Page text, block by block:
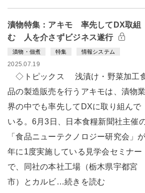
漬物特集：アキモ 率先してDX取組
む 人を介さずビジネス遂行
漬物・佃煮 特集 情報システム
2025.07.19
◇トピックス 浅漬け・野菜加工
品の製造販売を行うアキモは、漬物業
界の中でも率先してDXに取り組んで
いる。6月3日、日本食糧新聞社主催
「食品ニューテクノロジー研究会」が
年に1度実施している見学会セミナー
で、同社の本社工場（栃木県宇都宮
市）とカルビ…続きを読む